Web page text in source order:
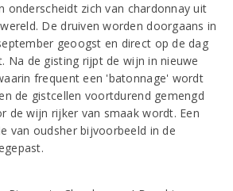
onderscheidt zich van chardonnay uit
De druiven worden doorgaans in
geoogst en direct op de dag
Na de gisting rijpt de wijn in nieuwe
frequent een 'batonnage' wordt
de gistcellen voortdurend gemengd
de wijn rijker van smaak wordt. Een
van oudsher bijvoorbeeld in de